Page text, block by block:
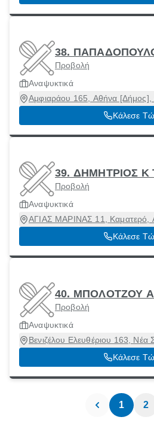
38.
Προβολή
Αναψυκτικά
Αμφιαράου 165, Αθήνα [Δήμος],
Κάλεσε
39. ΔΗΜΗΤΡΙΟΣ Κ
Προβολή
Αναψυκτικά
ΑΓΙΑΣ ΜΑΡΙΝΑΣ 11, Καματερό,
Κάλεσε
40. ΜΠΟΛΟΤΖΟΥ
Προβολή
Αναψυκτικά
Βενιζέλου Ελευθέριου 163, Νέα
Κάλεσε
1 2